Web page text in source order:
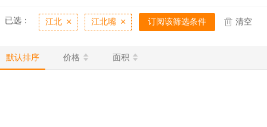
已选： 江北 江北嘴 订阅该筛选条件 清空
默认排序 价格 面积